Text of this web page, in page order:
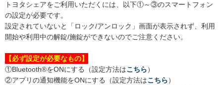
トヨタシェアをご利用いただくには、以下①～③のスマートフォン
の設定が必要です。
設定されていないと「ロック/アンロック」画面が表示されず、利用
開始や利用中の解錠/施錠ができないのでご注意ください。
【必ず設定が必要なもの】
①Bluetooth®をONにする（設定方法はこちら）
②アプリの通知機能をONにする（設定方法はこちら）